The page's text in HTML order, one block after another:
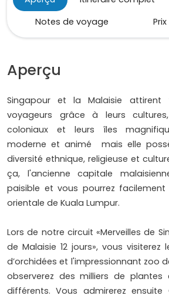
Notes de voyage
Prix
Aperçu
Singapour et la Malaisie
voyageurs grâce à leurs
coloniaux et leurs îles
moderne et animé mais elle
diversité ethnique, religieuse et
ça, l'ancienne capitale
paisible et vous pourrez
orientale de Kuala Lumpur.
Lors de notre circuit «Merveilles de
de Malaisie 12 jours», vous visiterez
d’orchidées et l'impressionnant zoo
observerez des milliers de plantes
différents. Vous admirerez ensuite